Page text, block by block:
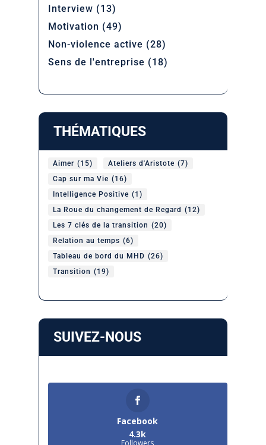
Interview (13)
Motivation (49)
Non-violence active (28)
Sens de l'entreprise (18)
THÉMATIQUES
Aimer (15) Ateliers d'Aristote (7)
Cap sur ma Vie (16)
Intelligence Positive (1)
La Roue du changement de Regard (12)
Les 7 clés de la transition (20)
Relation au temps (6)
Tableau de bord du MHD (26)
Transition (19)
SUIVEZ-NOUS
Facebook
4.3k
Followers